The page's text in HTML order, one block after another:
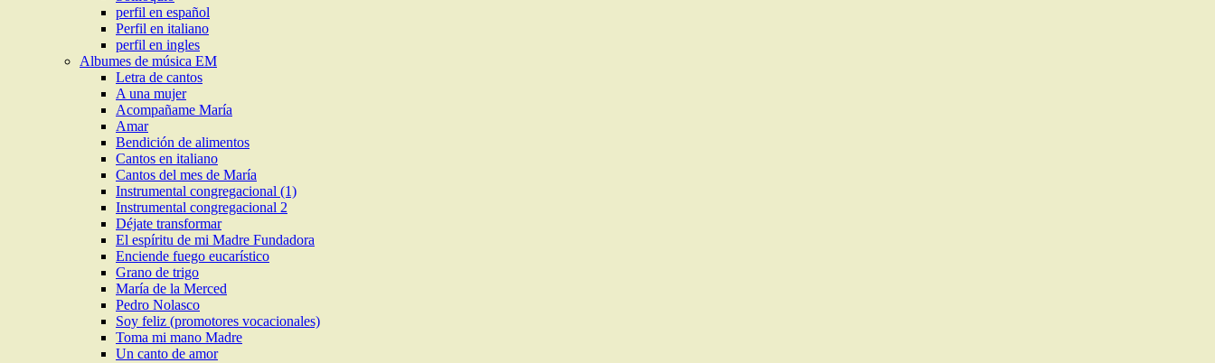
perfil en español
Perfil en italiano
perfil en ingles
Albumes de música EM
Letra de cantos
A una mujer
Acompañame María
Amar
Bendición de alimentos
Cantos en italiano
Cantos del mes de María
Instrumental congregacional (1)
Instrumental congregacional 2
Déjate transformar
El espíritu de mi Madre Fundadora
Enciende fuego eucarístico
Grano de trigo
María de la Merced
Pedro Nolasco
Soy feliz (promotores vocacionales)
Toma mi mano Madre
Un canto de amor